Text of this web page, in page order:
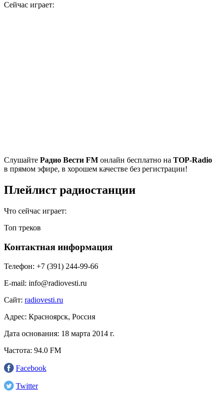
Сейчас играет:
Cлушайте Радио Вести FM онлайн бесплатно на TOP-Radio
в прямом эфире, в хорошем качестве без регистрации!
Плейлист радиостанции
Что сейчас играет:
Топ треков
Контактная информация
Телефон: +7 (391) 244-99-66
E-mail: info@radiovesti.ru
Сайт: radiovesti.ru
Адрес: Красноярск, Россия
Дата основания: 18 марта 2014 г.
Частота: 94.0 FM
Facebook
Twitter